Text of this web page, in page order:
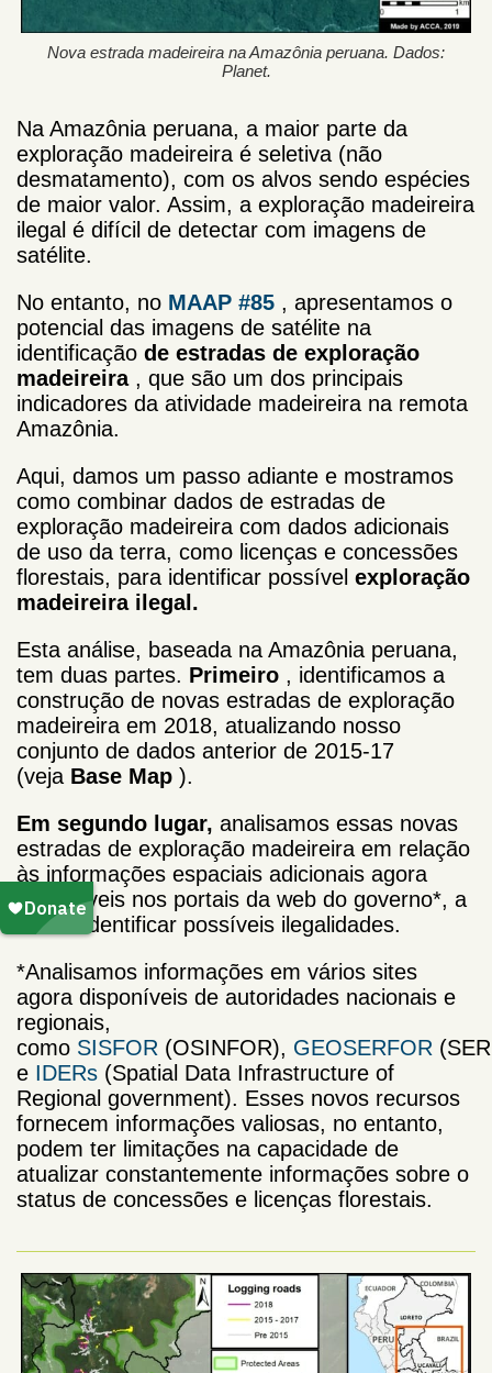
Nova estrada madeireira na Amazônia peruana. Dados:
Planet.
Na Amazônia peruana, a maior parte da
exploração madeireira é seletiva (não
desmatamento), com os alvos sendo espécies
de maior valor. Assim, a exploração madeireira
ilegal é difícil de detectar com imagens de
satélite.
No entanto, no MAAP #85 , apresentamos o
potencial das imagens de satélite na
identificação de estradas de exploração
madeireira, que são um dos principais
indicadores da atividade madeireira na remota
Amazônia.
Aqui, damos um passo adiante e mostramos
como combinar dados de estradas de
exploração madeireira com dados adicionais
de uso da terra, como licenças e concessões
florestais, para identificar possível exploração
madeireira ilegal.
Esta análise, baseada na Amazônia peruana,
tem duas partes. Primeiro , identificamos a
construção de novas estradas de exploração
madeireira em 2018, atualizando nosso
conjunto de dados anterior de 2015-17
(veja Base Map ).
Em segundo lugar, analisamos essas novas
estradas de exploração madeireira em relação
às informações espaciais adicionais agora
disponíveis nos portais da web do governo*, a
fim de identificar possíveis ilegalidades.
*Analisamos informações em vários sites
agora disponíveis de autoridades nacionais e
regionais,
como SISFOR (OSINFOR), GEOSERFOR
e IDERs (Spatial Data Infrastructure of
Regional government). Esses novos recursos
fornecem informações valiosas, no entanto,
podem ter limitações na capacidade de
atualizar constantemente informações sobre o
status de concessões e licenças florestais.